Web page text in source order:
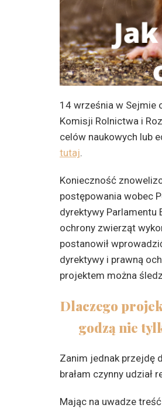
14 września w Sejmie
Komisji Rolnictwa i
celów naukowych lub
tutaj.
Konieczność
postępowania wobec
dyrektywy Parlamentu
ochrony zwierząt
postanowił
dyrektywy i prawną
projektem można
Dlaczego
godzą nie
Zanim jednak przejdę
brałam czynny udział
Mając na uwadze